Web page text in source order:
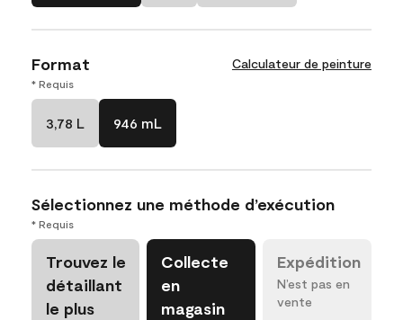
Format Calculateur de peinture
* Requis
3,78 L 946 mL
Sélectionnez une méthode d’exécution
* Requis
Trouvez le
détaillant
le plus
Collecte
en
magasin
Expédition
N’est pas en
vente